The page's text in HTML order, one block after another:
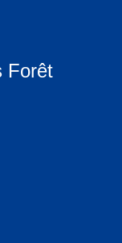
Forêt